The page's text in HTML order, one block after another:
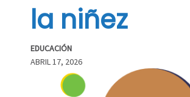
la niñez
EDUCACIÓN
ABRIL 17, 2026